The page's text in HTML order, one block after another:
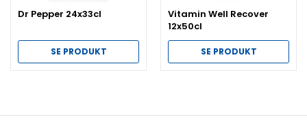
Dr Pepper 24x33cl
SE PRODUKT
Vitamin Well Recover
12x50cl
SE PRODUKT